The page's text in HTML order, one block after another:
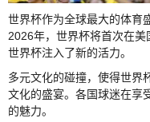
世界杯作为全球最大的体育
2026年，世界杯将首次在
世界杯注入了新的活力。
多元文化的碰撞，使得世界
文化的盛宴。各国球迷在享
的魅力。